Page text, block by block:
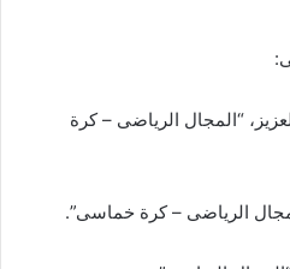
“المجال الرياضى – كرة